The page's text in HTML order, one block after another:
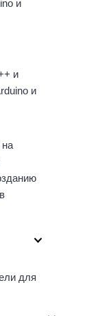
и
и
и
для